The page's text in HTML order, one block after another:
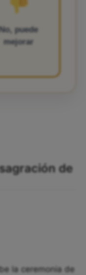
No, puede
mejorar
de
la ceremonia de